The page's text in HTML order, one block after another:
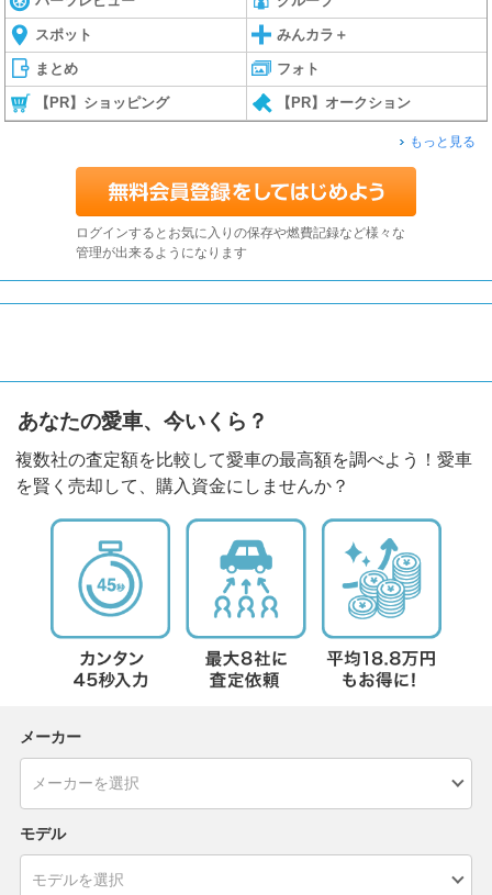
スポット みんカラ＋
まとめ フォト
【PR】ショッピング 【PR】オークション
もっと見る
ログインするとお気に入りの保存や燃費記録など様々な
管理が出来るようになります
あなたの愛車、今いくら？
複数社の査定額を比較して愛車の最高額を調べよう！愛車
を賢く売却して、購入資金にしませんか？
メーカー
モデル